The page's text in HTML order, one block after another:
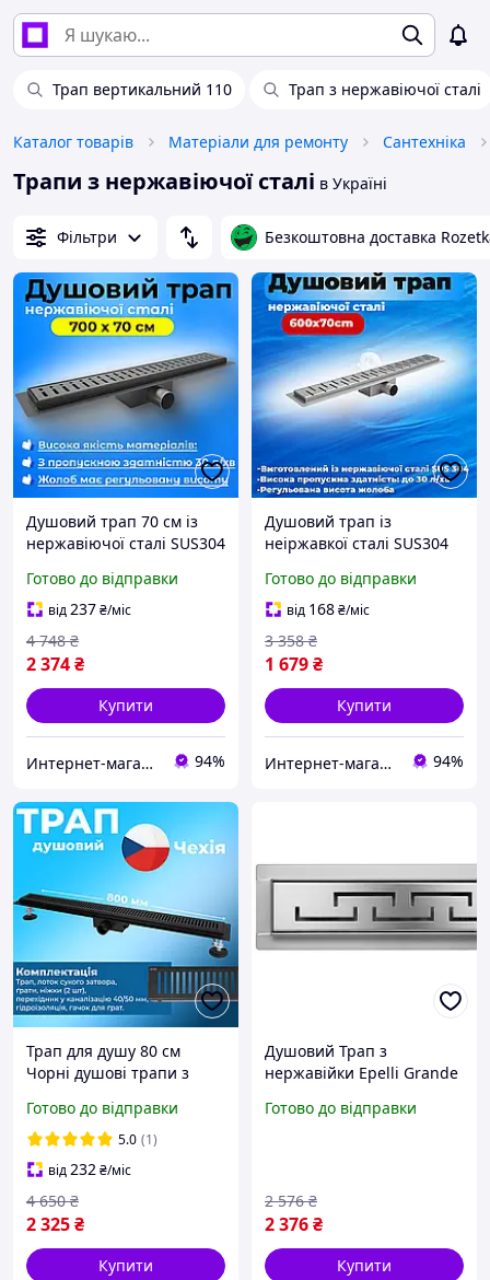
Трап вертикальний 110 Трап з нержавіючої сталі
Каталог товарів Матеріали для ремонту Сантехніка
Трапи з нержавіючої сталі в Україні
Фільтри Безкоштовна доставка
Душовий трап 70 см із
нержавіючої сталі SUS304
Graphite (AC0659)
Готово до відправки
від237₴/міс
2 374₴
4 748 ₴
Купити
Интернет-магазин Строй Дом 94%
Душовий трап із
неіржавкої сталі SUS304
Готово до відправки
від 168₴/міс
1 679₴
3 358 ₴
Купити
Интернет-магазин Строй Дом 94%
Трап для душу 80 см
Чорні душові трапи з
зливний канал
Готово до відправки
5.0 (1)
від232₴/міс
2 325₴
4 650 ₴
Купити
Душовий Трап з
нержавійки Epelli Grande
Готово до відправки
2 376₴
2 576 ₴
Купити